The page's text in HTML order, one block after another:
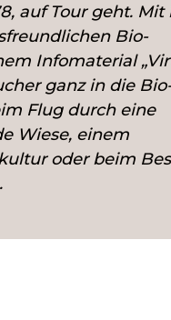
auf Tour geht. Mit
Bio-
Infomaterial
ganz in die
Flug durch eine
Wiese, einem
oder beim